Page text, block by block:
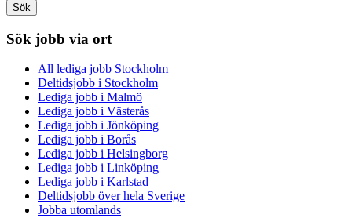
Sök
Sök jobb via ort
All lediga jobb Stockholm
Deltidsjobb i Stockholm
Lediga jobb i Malmö
Lediga jobb i Västerås
Lediga jobb i Jönköping
Lediga jobb i Borås
Lediga jobb i Helsingborg
Lediga jobb i Linköping
Lediga jobb i Karlstad
Deltidsjobb över hela Sverige
Jobba utomlands